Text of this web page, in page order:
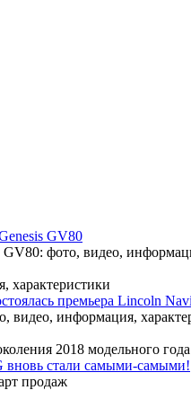
GV80
GV80: фото, видео,
характеристики
премьера Lincoln
видео, информация,
2018 модельного
вновь стали самыми-самыми!
продаж